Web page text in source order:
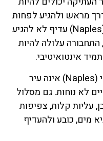
מראש ולהגיע לפחות
10-15 דקות לפני הזמן. בנאפולי (Naples) עדיף לא להגיע
התחבורה עלולה להיות
אינטואיטיבי.
הדבר השלישי הוא נעליים. נאפולי (Naples) אינה עיר
לא נוחות. גם מסלול
עליות קלות, צפיפות
מים, כובע ולהעדיף